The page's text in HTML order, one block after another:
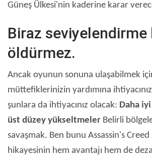
Güneş Ülkesi'nin kaderine karar
Biraz seviyelendirme
öldürmez.
Ancak oyunun sonuna ulaşabilmek
müttefiklerinizin yardımına
şunlara da ihtiyacınız olacak: Daha
üst düzey yükseltmeler Belirli
savaşmak. Ben bunu Assassin's
hikayesinin hem avantajı hem de